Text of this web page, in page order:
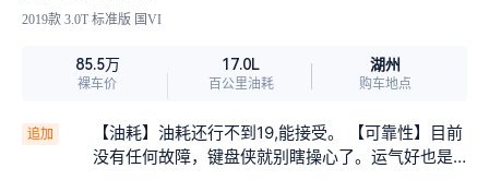
2019款 3.0T 标准版 国VI
85.5万
裸车价
17.0L
百公里油耗
湖州
购车地点
追加
【油耗】油耗还行不到19,能接受。 【可靠性】目前
没有任何故障，键盘侠就别瞎操心了。运气好也是